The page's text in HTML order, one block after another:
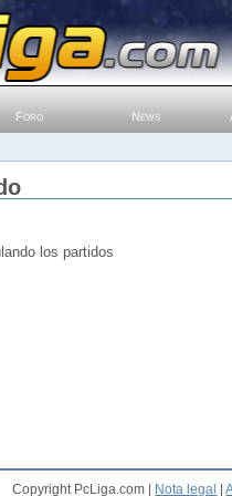
Foro News
los partidos
Copyright PcLiga.com | Nota legal |